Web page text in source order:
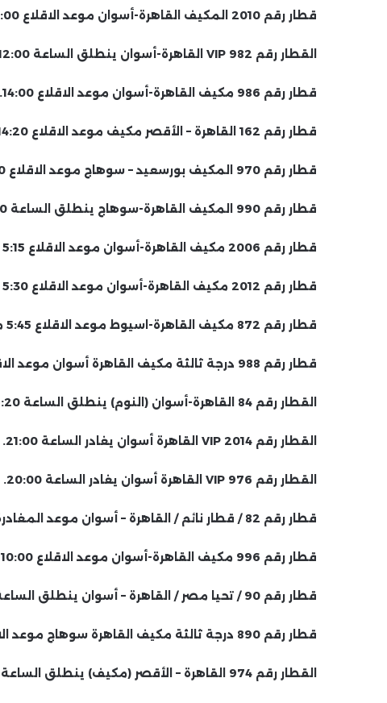
قطار رقم 2010 المكيف القاهرة-أسوان موعد الاقلاع 10:00 ص.
القطار رقم 982 VIP القاهرة-أسوان ينطلق الساعة 12:00 ظهراً.
قطار رقم 986 مكيف القاهرة-أسوان موعد الاقلاع 14:00.
قطار رقم 162 القاهرة – الأقصر مكيف موعد الاقلاع 14:20.
قطار رقم 970 المكيف بورسعيد – سوهاج موعد الاقلاع 14:00.
قطار رقم 990 المكيف القاهرة-سوهاج ينطلق الساعة 4:00 عصرا
قطار رقم 2006 مكيف القاهرة-أسوان موعد الاقلاع 5:15 مساءا
قطار رقم 2012 مكيف القاهرة-أسوان موعد الاقلاع 5:30 مساءا
قطار رقم 872 مكيف القاهرة-اسيوط موعد الاقلاع 5:45 مساءا
قطار رقم 988 درجة ثالثة مكيف القاهرة أسوان موعد الاقلاع 19:10 مساءا.
القطار رقم 84 القاهرة-أسوان (النوم) ينطلق الساعة 19:20.
القطار رقم 2014 VIP القاهرة أسوان يغادر الساعة 21:00.
القطار رقم 976 VIP القاهرة أسوان يغادر الساعة 20:00.
قطار رقم 82 / قطار نائم / القاهرة – أسوان موعد المغادرة 21:10 مساءً.
قطار رقم 996 مكيف القاهرة-أسوان موعد الاقلاع 10:00 مساء
قطار رقم 90 / تحيا مصر / القاهرة – أسوان ينطلق الساعة 10:10 مساءً
قطار رقم 890 درجة ثالثة مكيف القاهرة سوهاج موعد الاقلاع 11:30 مساء
القطار رقم 974 القاهرة – الأقصر (مكيف) ينطلق الساعة 5:30 صباحًا